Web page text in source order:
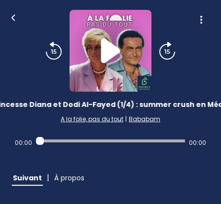
Diana et Dodi Al-Fayed (1/4) : summer crush en
A la folie, pas du tout | Bababam
00:00 00:00
Suivant | À propos